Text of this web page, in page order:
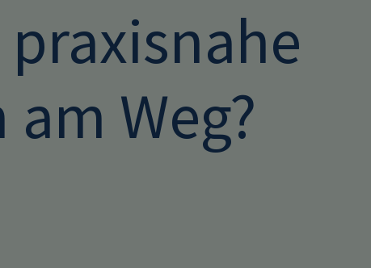
praxisnahe
Weg?